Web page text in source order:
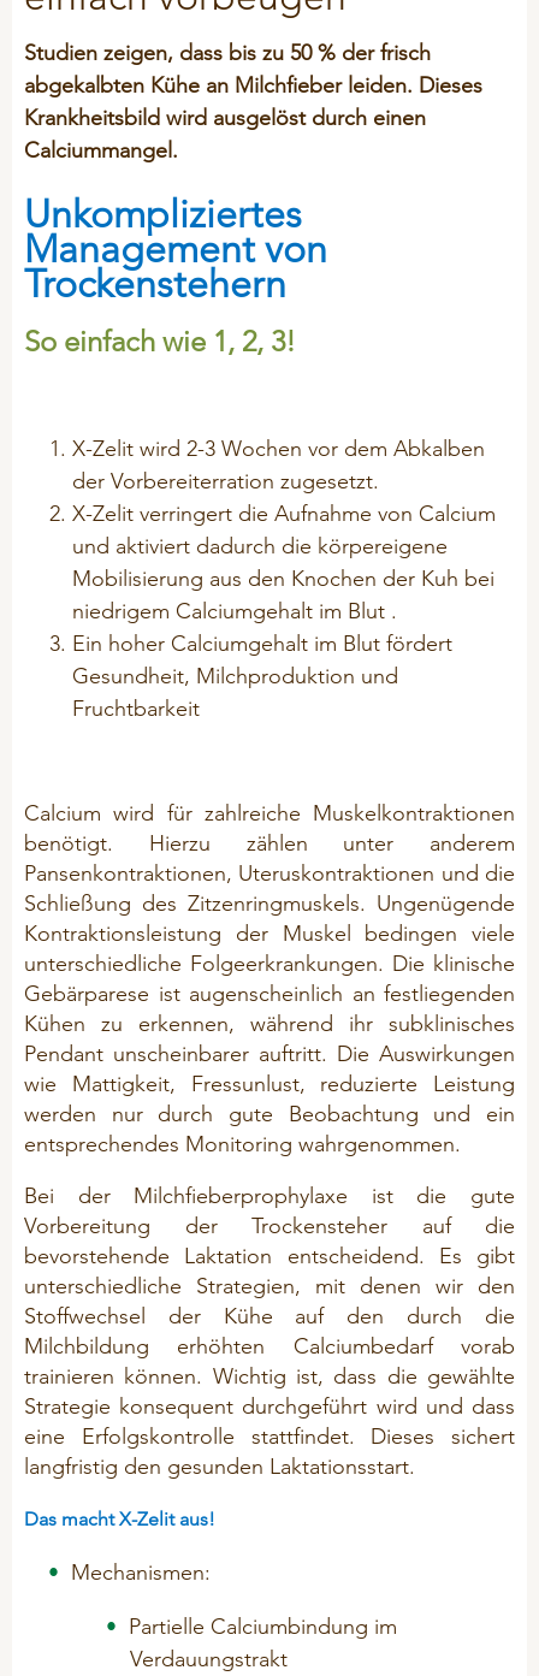
Kälber
Mastrinder
Transitphase
Milchvieh
GEFLÜGEL
Tierwohl
PET-FOOD
PFERDE
Acid Prevent
Muscle Support
Trypto Relax
Trypto Relax Show
Kaninchen
HANDELSPRODUKTE
NutriSpar
PICKStein Geflügel
Stalosan® F
SCHWEINE
Beschäftigungsmaterial
BIO-Produkte (ÖVO)
Geburts- und Starthilfe
Hygiene
Klauen - Probleme
Mineralfutter
Pflegeprodukte
Problemlöser
Zuchtsauen
BIO-Produkte (ÖVO)
Hygiene
Kälber - Kalbende Kühe
Klauenprobleme
Mastrinder
Milchaustauscher
Mineralfutter
Mineral-Leckmassen
Silierhilfsmittel
GEFLÜGEL
BIO-Produkte (ÖVO)
Hygiene
Mineralfutter
Picksteine/ Beschäftigung
Problemlöser
STALOSAN® F
VORTRAGSREIHE
PODCAST
Innendienst
Außendienst
Historie
Unternehmensleitbild
50 Jahre Vilomix
AGB
Entsorgung Verpackungen
General Terms & Conditions
QUALITÄT
Zertifikate
Kundenhinweise
Social Media
Hinweise Videoaufzeichnung
Transparenz-Bewerber
Transparenz GoToWebinar
Daten für Werbezwecke
CSR
IMPRESSUM
ALLGEMEIN
AUSBILDUNG
OFFENE STELLEN
NACHHALTIGKEIT
Studien zeigen, dass bis zu 50 % der frisch
abgekalbten Kühe an Milchfieber leiden. Dieses
Krankheitsbild wird ausgelöst durch einen
Calciummangel.
Unkompliziertes
Management von
Trockenstehern
So einfach wie 1, 2, 3!
X-Zelit wird 2-3 Wochen vor dem Abkalben
der Vorbereiterration zugesetzt.
X-Zelit verringert die Aufnahme von Calcium
und aktiviert dadurch die körpereigene
Mobilisierung aus den Knochen der Kuh bei
niedrigem Calciumgehalt im Blut .
Ein hoher Calciumgehalt im Blut fördert
Gesundheit, Milchproduktion und
Fruchtbarkeit
Calcium wird für zahlreiche Muskelkontraktionen
benötigt. Hierzu zählen unter anderem
Pansenkontraktionen, Uteruskontraktionen und die
Schließung des Zitzenringmuskels. Ungenügende
Kontraktionsleistung der Muskel bedingen viele
unterschiedliche Folgeerkrankungen. Die klinische
Gebärparese ist augenscheinlich an festliegenden
Kühen zu erkennen, während ihr subklinisches
Pendant unscheinbarer auftritt. Die Auswirkungen
wie Mattigkeit, Fressunlust, reduzierte Leistung
werden nur durch gute Beobachtung und ein
entsprechendes Monitoring wahrgenommen.
Bei der Milchfieberprophylaxe ist die gute
Vorbereitung der Trockensteher auf die
bevorstehende Laktation entscheidend. Es gibt
unterschiedliche Strategien, mit denen wir den
Stoffwechsel der Kühe auf den durch die
Milchbildung erhöhten Calciumbedarf vorab
trainieren können. Wichtig ist, dass die gewählte
Strategie konsequent durchgeführt wird und dass
eine Erfolgskontrolle stattfindet. Dieses sichert
langfristig den gesunden Laktationsstart.
Das macht X-Zelit aus!
Mechanismen:
Partielle Calciumbindung im
Verdauungstrakt